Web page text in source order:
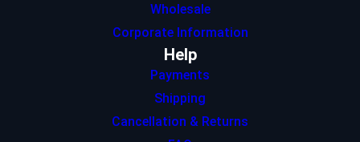
Wholesale
Corporate Information
Help
Payments
Shipping
Cancellation & Returns